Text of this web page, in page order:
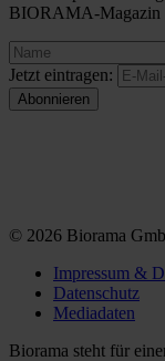
BIORAMA-Magazin
Jetzt eintragen:
© 2026 Biorama
Impressum &
Datenschutz
Mediadaten
Biorama steht für